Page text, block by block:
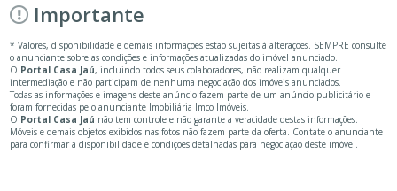
Importante
* Valores, disponibilidade e demais informações estão sujeitas à alterações. SEMPRE consulte
o anunciante sobre as condições e informações atualizadas do imóvel anunciado.
O Portal Casa Jaú, incluindo todos seus colaboradores, não realizam qualquer
intermediação e não participam de nenhuma negociação dos imóveis anunciados.
Todas as informações e imagens deste anúncio fazem parte de um anúncio publicitário e
foram fornecidas pelo anunciante Imobiliária Imco Imóveis.
O Portal Casa Jaú não tem controle e não garante a veracidade destas informações.
Móveis e demais objetos exibidos nas fotos não fazem parte da oferta. Contate o anunciante
para confirmar a disponibilidade e condições detalhadas para negociação deste imóvel.